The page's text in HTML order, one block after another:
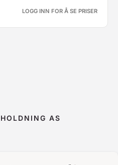
LOGG INN FOR Å SE PRISER
AS